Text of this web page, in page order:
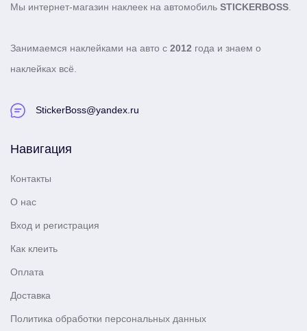
Мы интернет-магазин наклеек на автомобиль STICKERBOSS
Занимаемся наклейками на авто с 2012 года и знаем о
наклейках всё.
StickerBoss@yandex.ru
Навигация
Контакты
О нас
Вход и регистрация
Как клеить
Оплата
Доставка
Политика обработки персональных данных